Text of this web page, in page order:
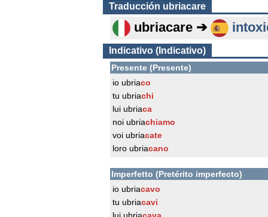
Traducción ubriacare
ubriacare ➔
Indicativo (Indicativo)
Presente (Presente)
io ubriaco
tu ubriachi
lui ubriaca
noi ubriachiamo
voi ubriacate
loro ubriacano
Imperfetto (Pretérito imperfecto)
io ubriacavo
tu ubriacavi